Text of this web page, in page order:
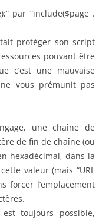
par “include($page .
protéger son script
pouvant être
c’est une mauvaise
vous prémunit pas
une chaîne de
de fin de chaîne (ou
hexadécimal, dans la
valeur (mais “URL
forcer l’emplacement
toujours possible,